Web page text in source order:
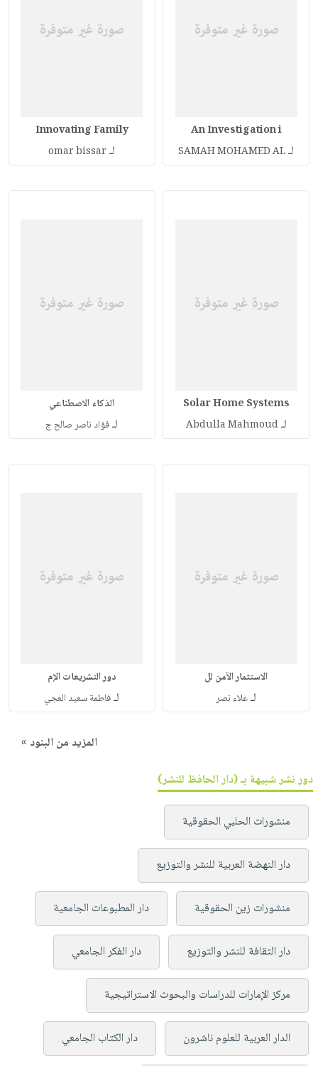
An Investigation i
لـSAMAH MOHAMED AL
Innovating Family
لـ omar bissar
Solar Home Systems
لـAbdulla Mahmoud
الذكاء الاصطناعي
لـفؤاد ناصر صالح ج
الاستثمار الآمن لل
لـعلاء نصر
دور التشريعات الإم
لـفاطمة سعيد العجي
المزيد من البنود »
دور نشر شبيهة بـ (دار الحافظ للنشر)
منشورات الحلبي الحقوقية
دار النهضة العربية للنشر والتوزيع
منشورات زين الحقوقية دار المطبوعات الجامعية
دار الثقافة للنشر والتوزيع دار الفكر الجامعي
مركز الإمارات للدراسات والبحوث الاستراتيجية
الدار العربية للعلوم ناشرون دار الكتاب الجامعي